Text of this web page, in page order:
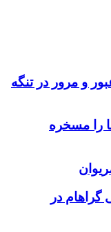
و مرور در تنگه
را مسخره
گراهام در